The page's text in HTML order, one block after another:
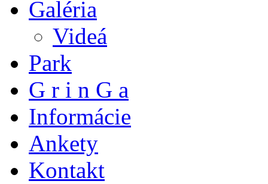
Galéria
Videá
Park
G r i n G a
Informácie
Ankety
Kontakt